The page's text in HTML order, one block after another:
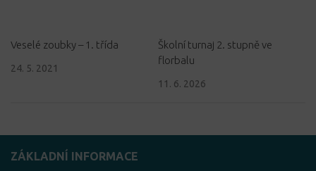
Veselé zoubky – 1. třída
24. 5. 2021
Školní turnaj 2. stupně ve
florbalu
11. 6. 2026
ZÁKLADNÍ INFORMACE